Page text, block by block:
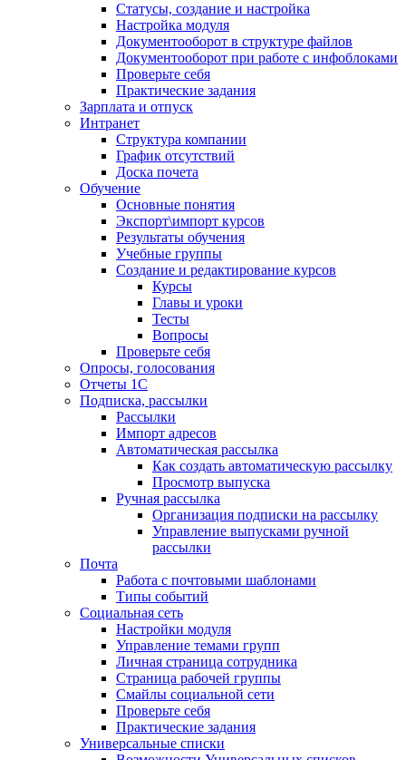
Статусы, создание и настройка
Настройка модуля
Документооборот в структуре файлов
Документооборот при работе с инфоблоками
Проверьте себя
Практические задания
Зарплата и отпуск
Интранет
Структура компании
График отсутствий
Доска почета
Обучение
Основные понятия
Экспорт\импорт курсов
Результаты обучения
Учебные группы
Создание и редактирование курсов
Курсы
Главы и уроки
Тесты
Вопросы
Проверьте себя
Опросы, голосования
Отчеты 1С
Подписка, рассылки
Рассылки
Импорт адресов
Автоматическая рассылка
Как создать автоматическую рассылку
Просмотр выпуска
Ручная рассылка
Организация подписки на рассылку
Управление выпусками ручной
рассылки
Почта
Работа с почтовыми шаблонами
Типы событий
Социальная сеть
Настройки модуля
Управление темами групп
Личная страница сотрудника
Страница рабочей группы
Смайлы социальной сети
Проверьте себя
Практические задания
Универсальные списки